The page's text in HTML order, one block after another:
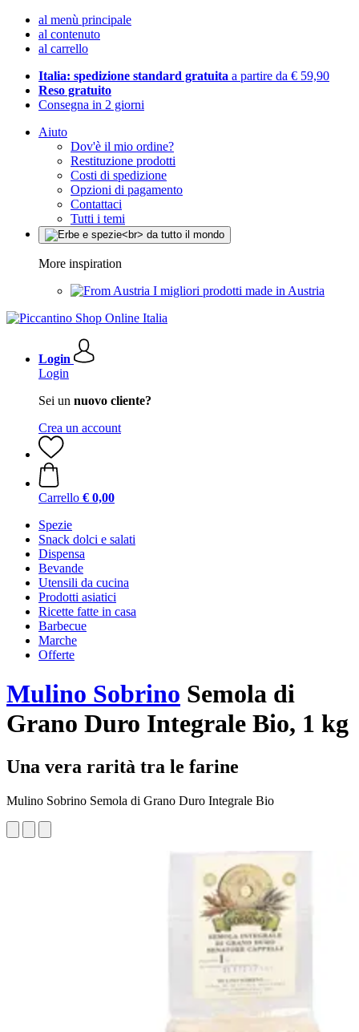
al menù principale
al contenuto
al carrello
Italia: spedizione standard gratuita a partire da € 59,90
Reso gratuito
Consegna in 2 giorni
Aiuto
Dov'è il mio ordine?
Restituzione prodotti
Costi di spedizione
Opzioni di pagamento
Contattaci
Tutti i temi
More inspiration
I migliori prodotti made in Austria
Login
Login
Sei un nuovo cliente?
Crea un account
Carrello € 0,00
Spezie
Snack dolci e salati
Dispensa
Bevande
Utensili da cucina
Prodotti asiatici
Ricette fatte in casa
Barbecue
Marche
Offerte
Mulino Sobrino Semola di
Grano Duro Integrale Bio, 1 kg
Una vera rarità tra le farine
Mulino Sobrino Semola di Grano Duro Integrale Bio